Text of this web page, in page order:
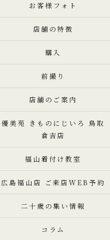
お客様フォト
店舗の特徴
購入
前撮り
店舗のご案内
優美苑 きものにじいろ 鳥取
倉吉店
福山着付け教室
広島福山店 ご来店WEB予約
二十歳の集い情報
コラム